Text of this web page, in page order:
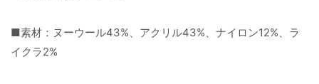
■素材：ヌーウール43%、アクリル43%、ナイロン12%、ラ
イクラ2%